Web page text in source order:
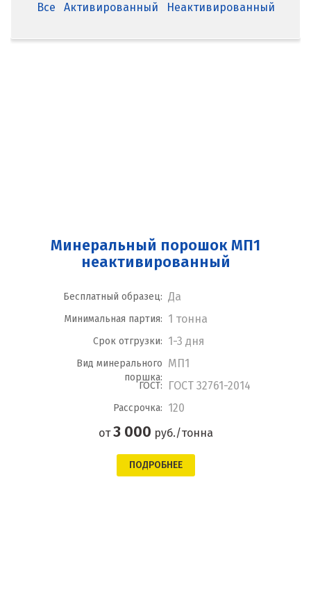
Все Активированный Неактивированный
Минеральный порошок МП1
неактивированный
Бесплатный образец: Да
Минимальная партия: 1 тонна
Срок отгрузки: 1-3 дня
Вид минерального
поршка:
МП1
ГОСТ: ГОСТ 32761-2014
Рассрочка: 120
от3 000 руб./тонна
ПОДРОБНЕЕ